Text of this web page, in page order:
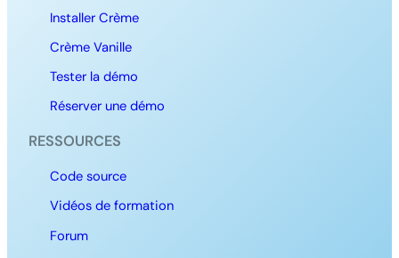
Installer Crème
Crème Vanille
Tester la démo
Réserver une démo
RESSOURCES
Code source
Vidéos de formation
Forum